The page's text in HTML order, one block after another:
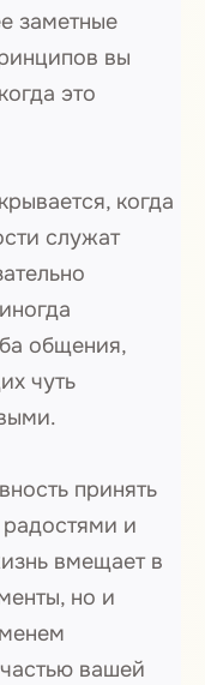
заметные
вы
это
когда
служат
общения,
чуть
принять
и
вмещает в
но и
вашей